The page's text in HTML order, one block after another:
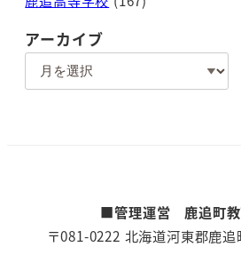
アーカイブ
■管理運営 鹿追町教
〒081-0222 北海道河東郡鹿